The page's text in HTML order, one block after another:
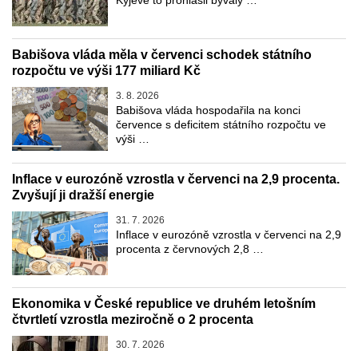
Babišova vláda měla v červenci schodek státního
rozpočtu ve výši 177 miliard Kč
3. 8. 2026
Babišova vláda hospodařila na konci
července s deficitem státního rozpočtu ve
výši …
Inflace v eurozóně vzrostla v červenci na 2,9 procenta.
Zvyšují ji dražší energie
31. 7. 2026
Inflace v eurozóně vzrostla v červenci na 2,9
procenta z červnových 2,8 …
Ekonomika v České republice ve druhém letošním
čtvrtletí vzrostla meziročně o 2 procenta
30. 7. 2026